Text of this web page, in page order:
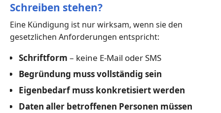
Schreiben stehen?
Eine Kündigung ist nur wirksam, wenn sie den
gesetzlichen Anforderungen entspricht:
Schriftform – keine E-Mail oder SMS
Begründung muss vollständig sein
Eigenbedarf muss konkretisiert werden
Daten aller betroffenen Personen müssen